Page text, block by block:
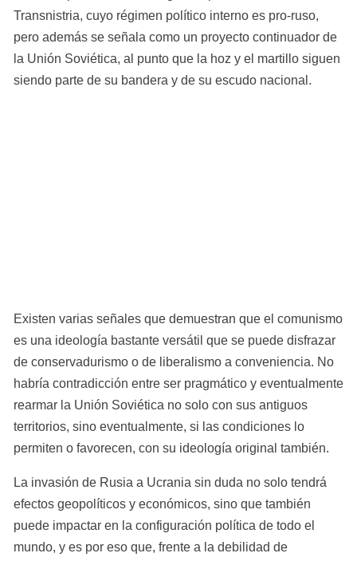
Transnistria, cuyo régimen político interno es pro-ruso,
pero además se señala como un proyecto continuador de
la Unión Soviética, al punto que la hoz y el martillo siguen
siendo parte de su bandera y de su escudo nacional.
Existen varias señales que demuestran que el comunismo
es una ideología bastante versátil que se puede disfrazar
de conservadurismo o de liberalismo a conveniencia. No
habría contradicción entre ser pragmático y eventualmente
rearmar la Unión Soviética no solo con sus antiguos
territorios, sino eventualmente, si las condiciones lo
permiten o favorecen, con su ideología original también.
La invasión de Rusia a Ucrania sin duda no solo tendrá
efectos geopolíticos y económicos, sino que también
puede impactar en la configuración política de todo el
mundo, y es por eso que, frente a la debilidad de